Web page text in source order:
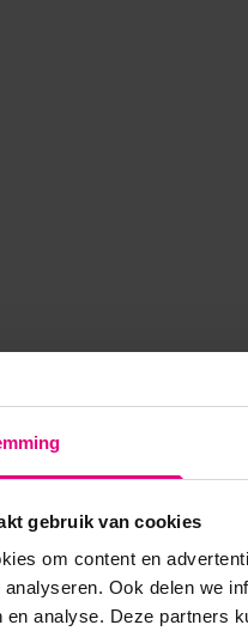
gebruik van cookies
om content en
Ook delen we
en analyse. Deze partners
side exception has occurred